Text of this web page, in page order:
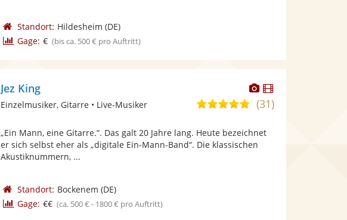
Standort: Hildesheim (DE)
Gage: € (bis ca. 500 € pro Auftritt)
Dieser
Künstler
stellt
bereit.
Dieser
Künstler
Jez King
5,0
5
Sternen
(31)
Einzelmusiker, Gitarre • Live-Musiker
„Ein Mann, eine Gitarre.“. Das galt 20 Jahre lang. Heute bezeichnet
er sich selbst eher als „digitale Ein-Mann-Band“. Die klassischen
Akustiknummern, ...
Standort: Bockenem (DE)
Gage: €€ (ca. 500 € - 1800 € pro Auftritt)